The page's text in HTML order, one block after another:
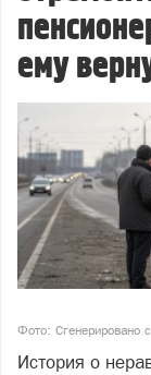
ему
Фото:
История о